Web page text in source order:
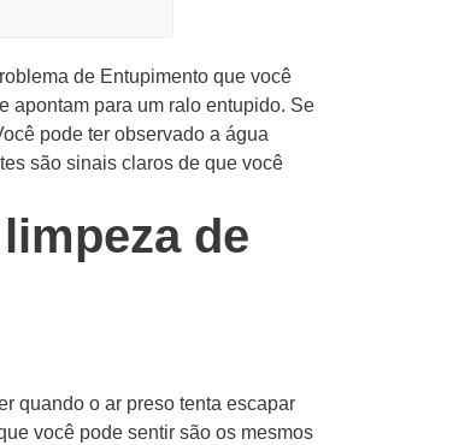
de Entupimento que você
apontam para um ralo entupido. Se
pode ter observado a água
são sinais claros de que você
de
quando o ar preso tenta escapar
você pode sentir são os mesmos